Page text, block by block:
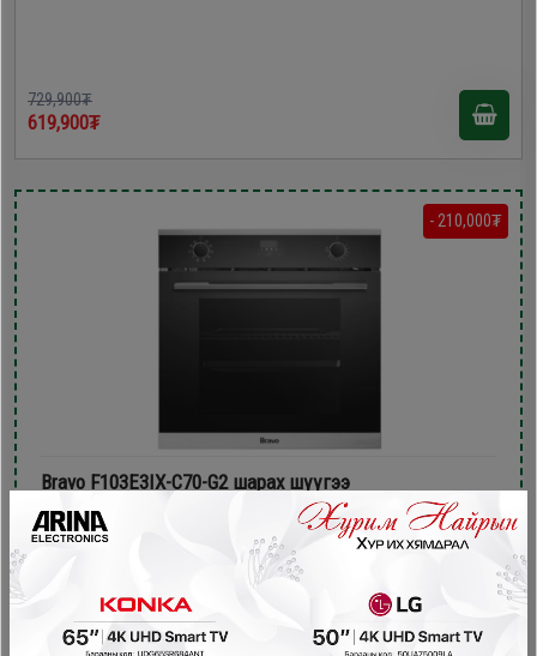
729,900₮
619,900₮
- 210,000₮
Bravo F103E3IX-C70-G2 шарах шүүгээ
Тавилганд суурилдаг плитка, шарах шүүгээ
849,900₮
639,900₮